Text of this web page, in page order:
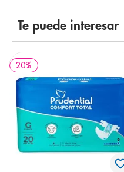
Te puede interesar
20%